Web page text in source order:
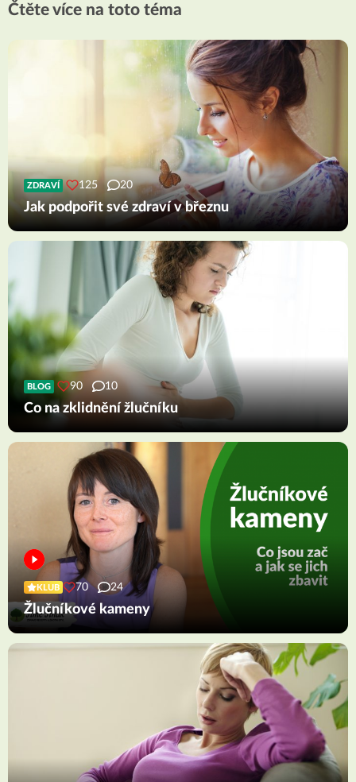
Čtěte více na toto téma
ZDRAVÍ 125 20
Jak podpořit své zdraví v březnu
BLOG 90 10
Co na zklidnění žlučníku
KLUB 70 24
Žlučníkové kameny